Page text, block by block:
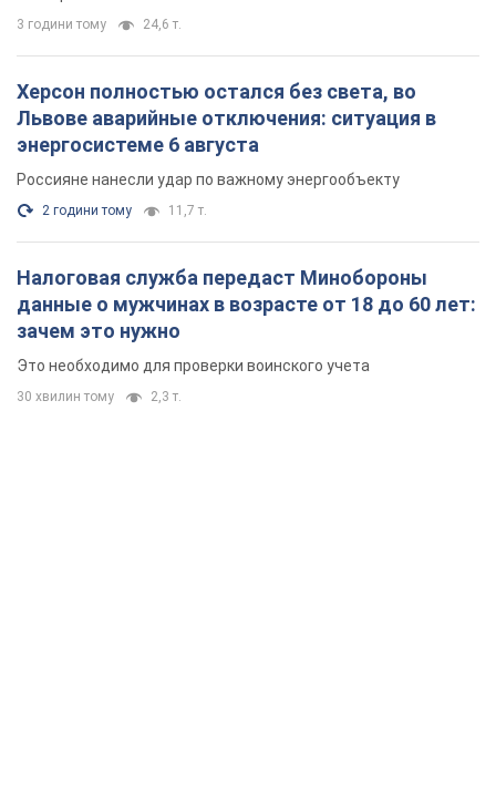
3 години тому 24,6 т.
Херсон полностью остался без света, во
Львове аварийные отключения: ситуация в
энергосистеме 6 августа
Россияне нанесли удар по важному энергообъекту
2 години тому 11,7 т.
Налоговая служба передаст Минобороны
данные о мужчинах в возрасте от 18 до 60 лет:
зачем это нужно
Это необходимо для проверки воинского учета
30 хвилин тому 2,3 т.